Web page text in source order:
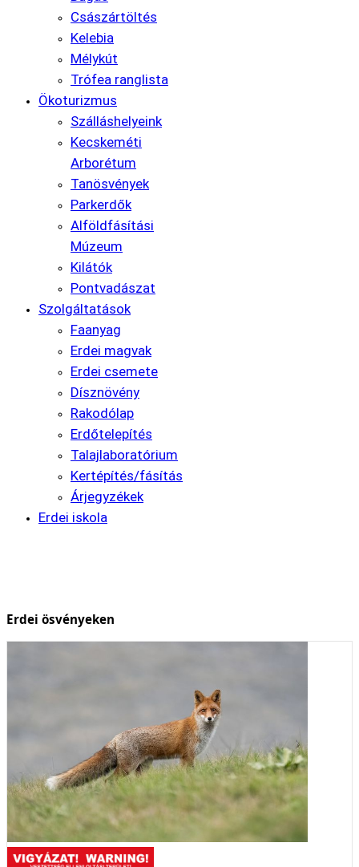
Császártöltés
Kelebia
Mélykút
Trófea ranglista
Ökoturizmus
Szálláshelyeink
Kecskeméti
Arborétum
Tanösvények
Parkerdők
Alföldfásítási
Múzeum
Kilátók
Pontvadászat
Szolgáltatások
Faanyag
Erdei magvak
Erdei csemete
Dísznövény
Rakodólap
Erdőtelepítés
Talajlaboratórium
Kertépítés/fásítás
Árjegyzékek
Erdei iskola
Erdei ösvényeken